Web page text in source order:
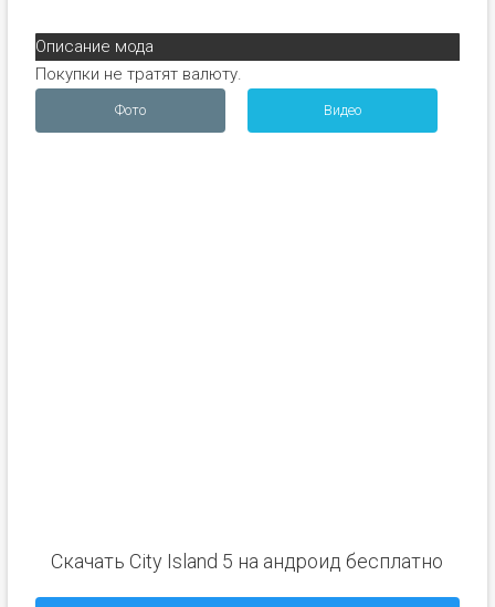
Описание мода
Покупки не тратят валюту.
Фото Видео
Скачать City Island 5 на андроид бесплатно